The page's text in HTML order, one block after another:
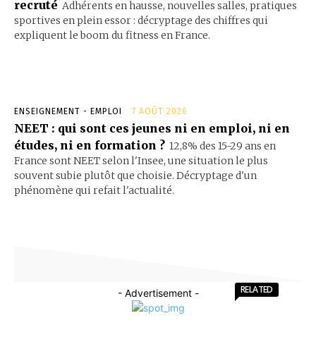
recruté Adhérents en hausse, nouvelles salles, pratiques
sportives en plein essor : décryptage des chiffres qui
expliquent le boom du fitness en France.
ENSEIGNEMENT - EMPLOI 7 AOÛT 2026
NEET : qui sont ces jeunes ni en emploi, ni en
études, ni en formation ? 12,8% des 15-29 ans en
France sont NEET selon l'Insee, une situation le plus
souvent subie plutôt que choisie. Décryptage d'un
phénomène qui refait l'actualité.
- Advertisement - RELATED